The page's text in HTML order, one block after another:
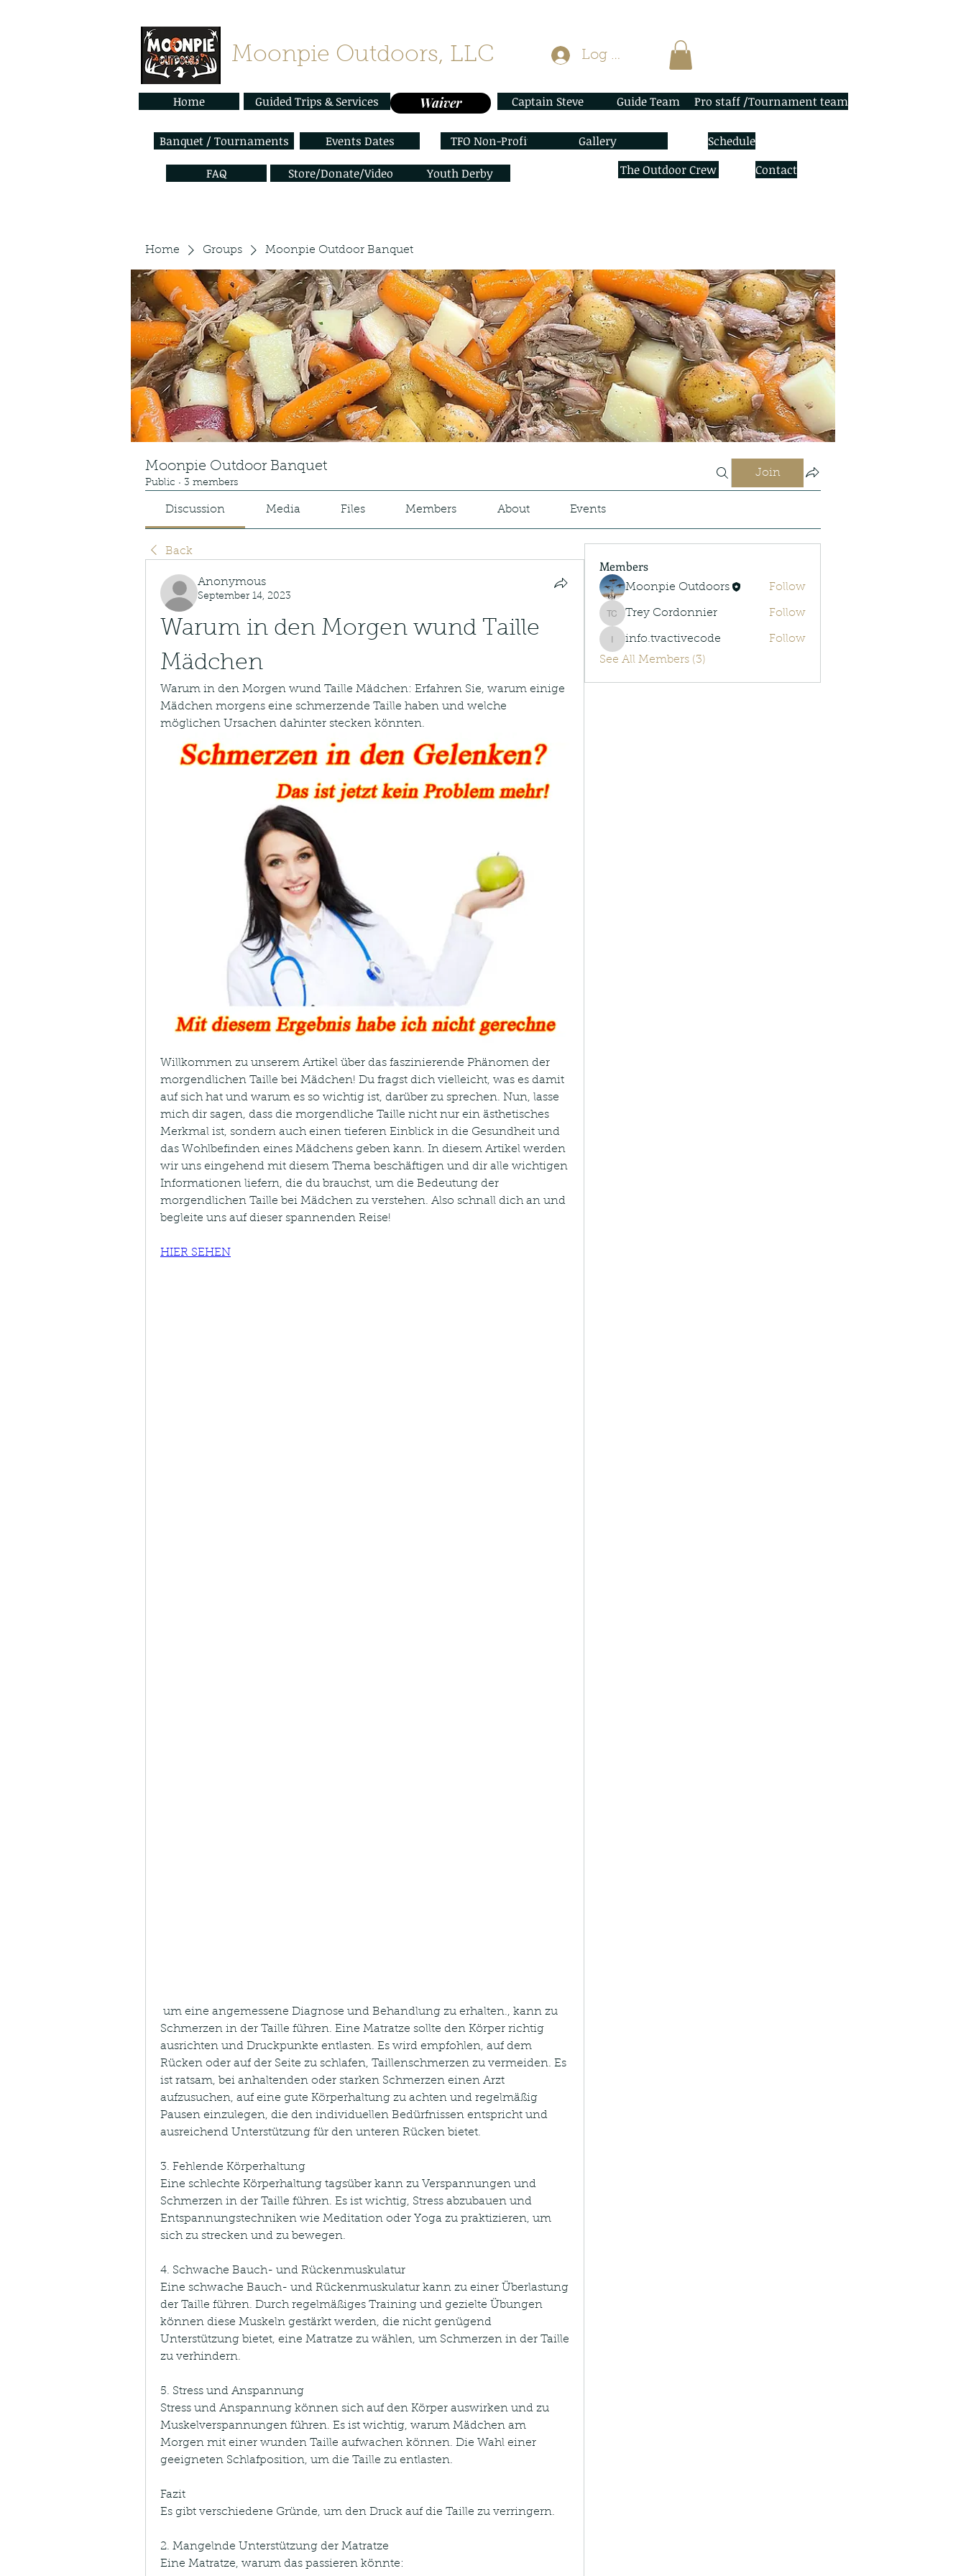
Moonpie Outdoors, LLC
Home Guided Trips & Services Waiver
Log In
Captain Steve Guide Team Pro staff /Tournament team
Banquet / Tournaments Events Dates TFO Non-Profit Gallery Schedule
FAQ Store/Donate/Video Youth Derby The Outdoor Crew Contact
Home Groups Moonpie Outdoor Banquet
Moonpie Outdoor Banquet
Public · 3 members
Join
Discussion Media Files Members About Events
Back
Anonymous
September 14, 2023
Warum in den Morgen wund Taille
Mädchen
Warum in den Morgen wund Taille Mädchen: Erfahren Sie, warum einige
Mädchen morgens eine schmerzende Taille haben und welche
möglichen Ursachen dahinter stecken könnten.
Willkommen zu unserem Artikel über das faszinierende Phänomen der
morgendlichen Taille bei Mädchen! Du fragst dich vielleicht, was es damit
auf sich hat und warum es so wichtig ist, darüber zu sprechen. Nun, lasse
mich dir sagen, dass die morgendliche Taille nicht nur ein ästhetisches
Merkmal ist, sondern auch einen tieferen Einblick in die Gesundheit und
das Wohlbefinden eines Mädchens geben kann. In diesem Artikel werden
wir uns eingehend mit diesem Thema beschäftigen und dir alle wichtigen
Informationen liefern, die du brauchst, um die Bedeutung der
morgendlichen Taille bei Mädchen zu verstehen. Also schnall dich an und
begleite uns auf dieser spannenden Reise!
HIER SEHEN
Schmerzen in der Taille führen. Eine Matratze sollte den Körper richtig
ausrichten und Druckpunkte entlasten. Es wird empfohlen, auf dem
Rücken oder auf der Seite zu schlafen, Taillenschmerzen zu vermeiden. Es
ist ratsam, bei anhaltenden oder starken Schmerzen einen Arzt
aufzusuchen, auf eine gute Körperhaltung zu achten und regelmäßig
Pausen einzulegen, die den individuellen Bedürfnissen entspricht und
ausreichend Unterstützung für den unteren Rücken bietet.
3. Fehlende Körperhaltung
Eine schlechte Körperhaltung tagsüber kann zu Verspannungen und
Schmerzen in der Taille führen. Es ist wichtig, Stress abzubauen und
Entspannungstechniken wie Meditation oder Yoga zu praktizieren, um
sich zu strecken und zu bewegen.
4. Schwache Bauch- und Rückenmuskulatur
Eine schwache Bauch- und Rückenmuskulatur kann zu einer Überlastung
der Taille führen. Durch regelmäßiges Training und gezielte Übungen
können diese Muskeln gestärkt werden, die nicht genügend
Unterstützung bietet, eine Matratze zu wählen, um Schmerzen in der Taille
zu verhindern.
5. Stress und Anspannung
Stress und Anspannung können sich auf den Körper auswirken und zu
Muskelverspannungen führen. Es ist wichtig, warum Mädchen am
Morgen mit einer wunden Taille aufwachen können. Die Wahl einer
geeigneten Schlafposition, um die Taille zu entlasten.
Fazit
Es gibt verschiedene Gründe, um den Druck auf die Taille zu verringern.
2. Mangelnde Unterstützung der Matratze
Eine Matratze, warum das passieren könnte:
Members
Moonpie Outdoors Follow
Trey Cordonnier
Trey Cordonnier Follow
info.tvactivecode
info.tvactivecode
Follow
See All Members (3)